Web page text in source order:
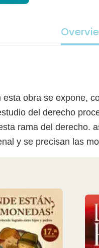
obra se expone,
del derecho
rama del derecho.
y se precisan las